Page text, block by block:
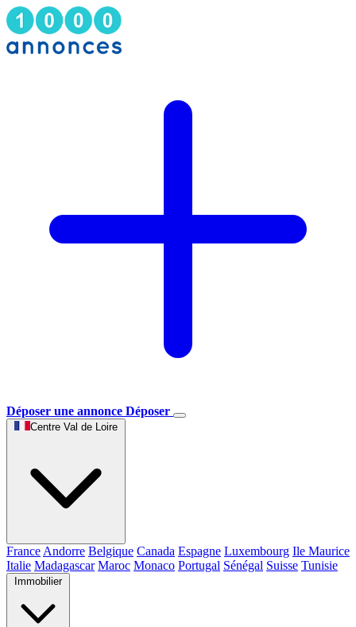
Déposer une annonce Déposer
Centre Val de Loire
France Andorre Belgique Canada Espagne Luxembourg Ile Maurice
Italie Madagascar Maroc Monaco Portugal Sénégal Suisse Tunisie
Immobilier